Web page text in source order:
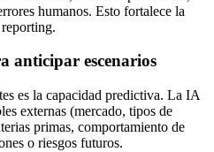
humanos. Esto fortalece la
anticipar escenarios
es la capacidad predictiva. La IA
externas (mercado, tipos de
primas, comportamiento de
o riesgos futuros.